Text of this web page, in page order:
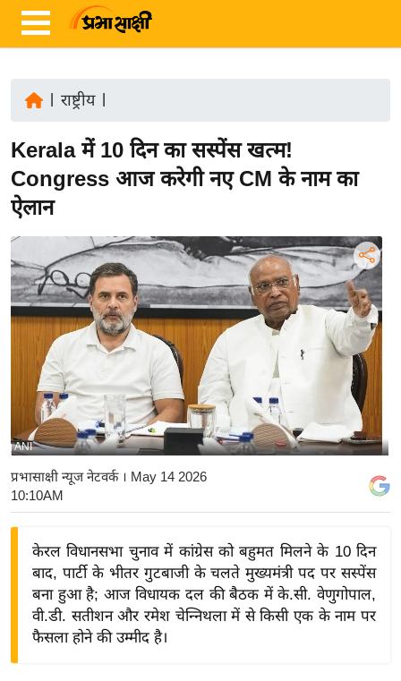
ज़ा
ख
ब
र
ष्ट्री
य
अं
बि
ज़
ने
स
द्यो
राष्ट्रीय|
Kerala में 10 दिन का सस्पेंस खत्म!
Congress आज करेगी नए CM के नाम का
ऐलान
ANI
प्रभासाक्षी न्यूज नेटवर्क। May 14 2026
10:10AM
केरल विधानसभा चुनाव में कांग्रेस को बहुमत मिलने के 10 दिन
बाद, पार्टी के भीतर गुटबाजी के चलते मुख्यमंत्री पद पर सस्पेंस
बना हुआ है; आज विधायक दल की बैठक में के.सी. वेणुगोपाल,
वी.डी. सतीशन और रमेश चेन्निथला में से किसी एक के नाम पर
फैसला होने की उम्मीद है।